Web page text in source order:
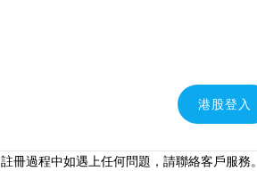
港股登入
註冊過程中如遇上任何問題，請聯絡客戶服務。